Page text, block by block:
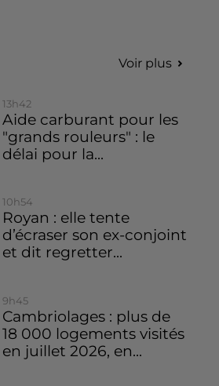
Voir plus
13h42
Aide carburant pour les
"grands rouleurs" : le
délai pour la...
10h54
Royan : elle tente
d’écraser son ex-conjoint
et dit regretter...
9h45
Cambriolages : plus de
18 000 logements visités
en juillet 2026, en...